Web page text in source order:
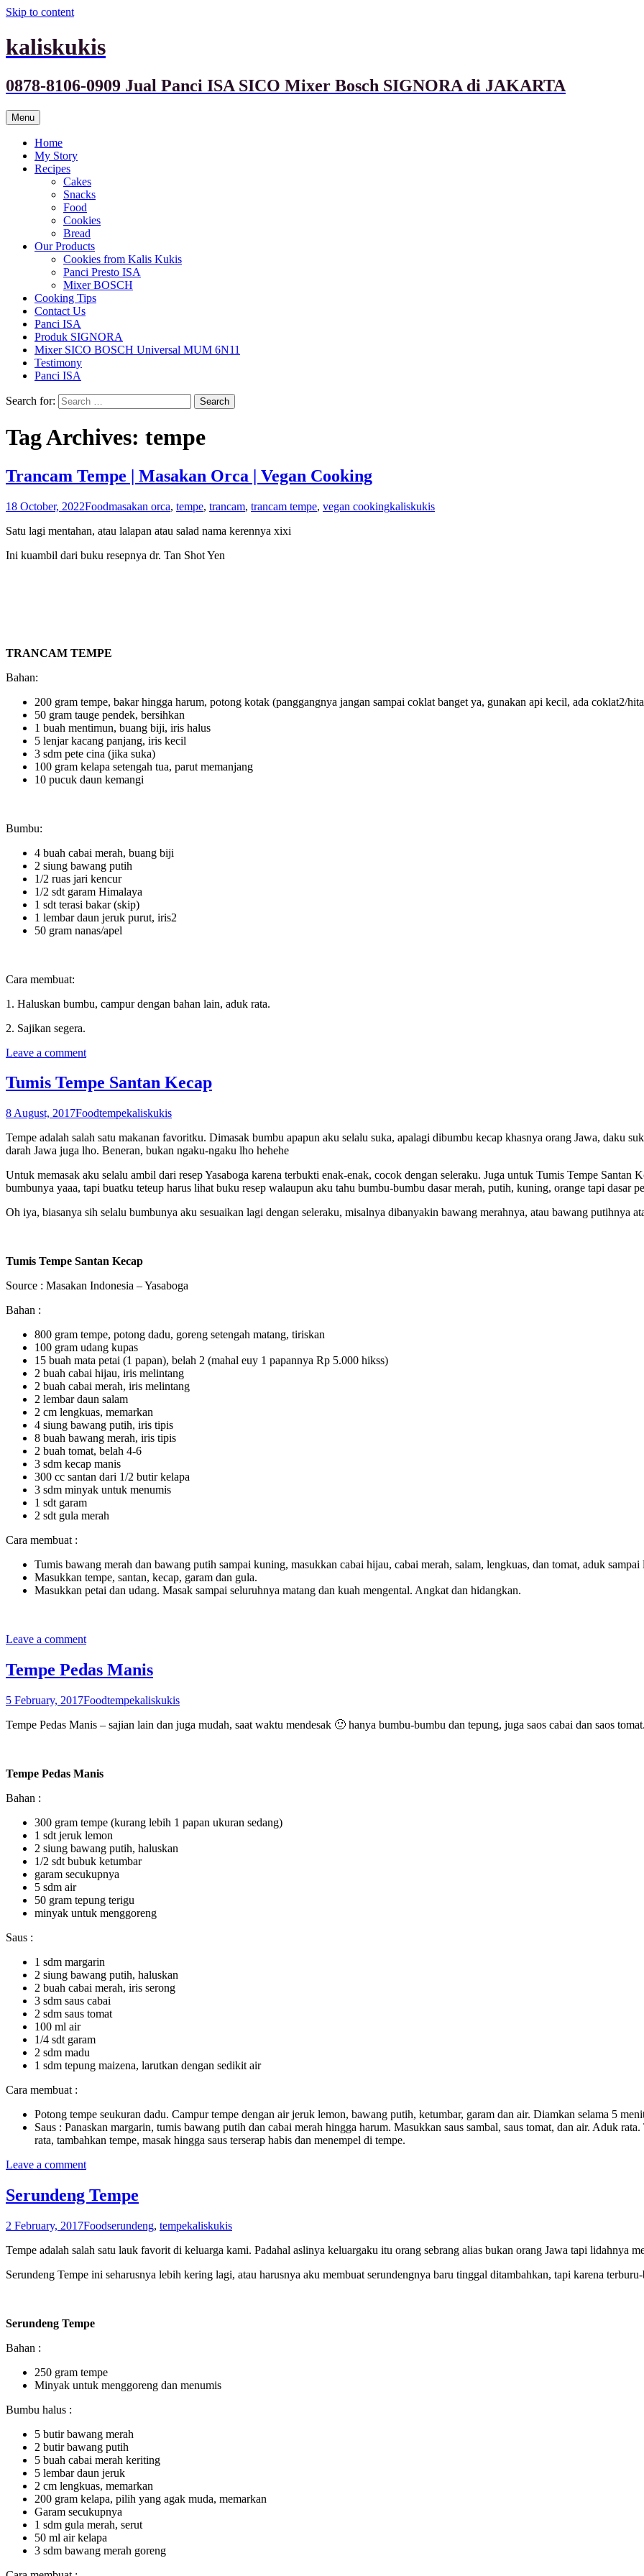
Skip to content
kaliskukis
0878-8106-0909 Jual Panci ISA SICO Mixer Bosch SIGNORA di JAKARTA
Menu
Home
My Story
Recipes
Cakes
Snacks
Food
Cookies
Bread
Our Products
Cookies from Kalis Kukis
Panci Presto ISA
Mixer BOSCH
Cooking Tips
Contact Us
Panci ISA
Produk SIGNORA
Mixer SICO BOSCH Universal MUM 6N11
Testimony
Panci ISA
Search for:
Tag Archives: tempe
Trancam Tempe | Masakan Orca | Vegan Cooking
18 October, 2022Foodmasakan orca, tempe, trancam, trancam tempe, vegan cookingkaliskukis
Satu lagi mentahan, atau lalapan atau salad nama kerennya xixi
Ini kuambil dari buku resepnya dr. Tan Shot Yen
TRANCAM TEMPE
Bahan:
200 gram tempe, bakar hingga harum, potong kotak (panggangnya jangan sampai coklat banget ya, gunakan api kecil, ada coklat2/
50 gram tauge pendek, bersihkan
1 buah mentimun, buang biji, iris halus
5 lenjar kacang panjang, iris kecil
3 sdm pete cina (jika suka)
100 gram kelapa setengah tua, parut memanjang
10 pucuk daun kemangi
Bumbu:
4 buah cabai merah, buang biji
2 siung bawang putih
1/2 ruas jari kencur
1/2 sdt garam Himalaya
1 sdt terasi bakar (skip)
1 lembar daun jeruk purut, iris2
50 gram nanas/apel
Cara membuat:
1. Haluskan bumbu, campur dengan bahan lain, aduk rata.
2. Sajikan segera.
Leave a comment
Tumis Tempe Santan Kecap
8 August, 2017Foodtempekaliskukis
Tempe adalah salah satu makanan favoritku. Dimasak bumbu apapun aku selalu suka, apalagi dibumbu kecap khasnya orang Jawa, daku
darah Jawa juga lho. Beneran, bukan ngaku-ngaku lho hehehe
Untuk memasak aku selalu ambil dari resep Yasaboga karena terbukti enak-enak, cocok dengan seleraku. Juga untuk Tumis Tempe
bumbunya yaaa, tapi buatku teteup harus lihat buku resep walaupun aku tahu bumbu-bumbu dasar merah, putih, kuning, orange tapi dasar
Oh iya, biasanya sih selalu bumbunya aku sesuaikan lagi dengan seleraku, misalnya dibanyakin bawang merahnya, atau bawang putihnya
Tumis Tempe Santan Kecap
Source : Masakan Indonesia – Yasaboga
Bahan :
800 gram tempe, potong dadu, goreng setengah matang, tiriskan
100 gram udang kupas
15 buah mata petai (1 papan), belah 2 (mahal euy 1 papannya Rp 5.000 hikss)
2 buah cabai hijau, iris melintang
2 buah cabai merah, iris melintang
2 lembar daun salam
2 cm lengkuas, memarkan
4 siung bawang putih, iris tipis
8 buah bawang merah, iris tipis
2 buah tomat, belah 4-6
3 sdm kecap manis
300 cc santan dari 1/2 butir kelapa
3 sdm minyak untuk menumis
1 sdt garam
2 sdt gula merah
Cara membuat :
Tumis bawang merah dan bawang putih sampai kuning, masukkan cabai hijau, cabai merah, salam, lengkuas, dan tomat, aduk sampai
Masukkan tempe, santan, kecap, garam dan gula.
Masukkan petai dan udang. Masak sampai seluruhnya matang dan kuah mengental. Angkat dan hidangkan.
Leave a comment
Tempe Pedas Manis
5 February, 2017Foodtempekaliskukis
Tempe Pedas Manis – sajian lain dan juga mudah, saat waktu mendesak 🙂 hanya bumbu-bumbu dan tepung, juga saos cabai dan saos tomat.
Tempe Pedas Manis
Bahan :
300 gram tempe (kurang lebih 1 papan ukuran sedang)
1 sdt jeruk lemon
2 siung bawang putih, haluskan
1/2 sdt bubuk ketumbar
garam secukupnya
5 sdm air
50 gram tepung terigu
minyak untuk menggoreng
Saus :
1 sdm margarin
2 siung bawang putih, haluskan
2 buah cabai merah, iris serong
3 sdm saus cabai
2 sdm saus tomat
100 ml air
1/4 sdt garam
2 sdm madu
1 sdm tepung maizena, larutkan dengan sedikit air
Cara membuat :
Potong tempe seukuran dadu. Campur tempe dengan air jeruk lemon, bawang putih, ketumbar, garam dan air. Diamkan selama 5
Saus : Panaskan margarin, tumis bawang putih dan cabai merah hingga harum. Masukkan saus sambal, saus tomat, dan air. Aduk
rata, tambahkan tempe, masak hingga saus terserap habis dan menempel di tempe.
Leave a comment
Serundeng Tempe
2 February, 2017Foodserundeng, tempekaliskukis
Tempe adalah salah satu lauk favorit di keluarga kami. Padahal aslinya keluargaku itu orang sebrang alias bukan orang Jawa tapi lidahnya
Serundeng Tempe ini seharusnya lebih kering lagi, atau harusnya aku membuat serundengnya baru tinggal ditambahkan, tapi karena
Serundeng Tempe
Bahan :
250 gram tempe
Minyak untuk menggoreng dan menumis
Bumbu halus :
5 butir bawang merah
2 butir bawang putih
5 buah cabai merah keriting
5 lembar daun jeruk
2 cm lengkuas, memarkan
200 gram kelapa, pilih yang agak muda, memarkan
Garam secukupnya
1 sdm gula merah, serut
50 ml air kelapa
3 sdm bawang merah goreng